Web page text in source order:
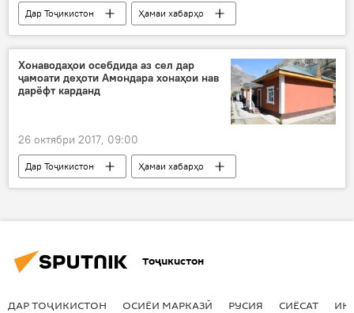
Дар Тоҷикистон
Ҳамаи хабарҳо
Эмомалӣ Раҳмон
Такехико Накао
бонк
мулоқот
Хонаводаҳои осебдида аз сел дар
ҷамоати деҳоти Амондара хонаҳои нав
дарёфт карданд
26 октябри 2017, 09:00
Дар Тоҷикистон
Ҳамаи хабарҳо
Панҷакент
хона
Тоҷикистон
ДАР ТОҶИКИСТОН ОСИЁИ МАРКАЗӢ РУСИЯ СИЁСАТ